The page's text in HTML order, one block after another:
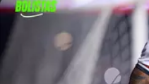
Ops!
Não foi